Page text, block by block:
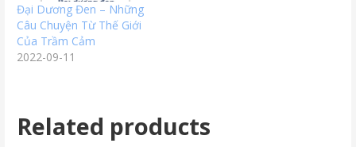
Đại Dương Đen – Những
Câu Chuyện Từ Thế Giới
Của Trầm Cảm
2022-09-11
Related products